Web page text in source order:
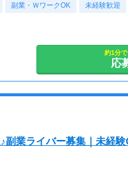
副業・ＷワークOK 未経験歓迎
約1分
応
副業ライバー募集｜未経